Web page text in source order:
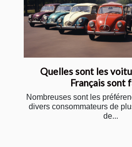
Quelles sont les
Français sont
Nombreuses sont les
divers consommateurs de
de...